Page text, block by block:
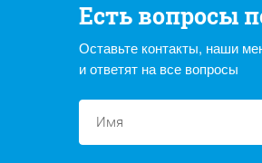
Есть вопросы
Оставьте контакты, наши
и ответят на все вопросы